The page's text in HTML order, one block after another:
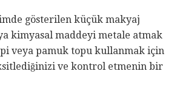
gösterilen küçük makyaj
kimyasal maddeyi metale atmak
veya pamuk topu kullanmak için
ve kontrol etmenin bir